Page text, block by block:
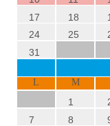
17
18
24
25
31
L M
1
7
8